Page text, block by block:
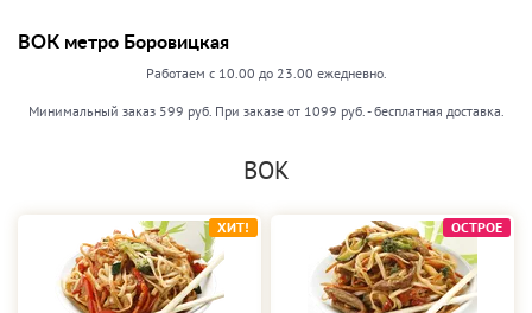
ВОК метро Боровицкая
Работаем с 10.00 до 23.00 ежедневно.
Минимальный заказ 599 руб. При заказе от 1099 руб. - бесплатная доставка.
ВОК
ХИТ! ОСТРОЕ